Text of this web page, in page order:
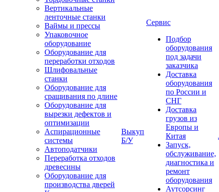
Вертикальные
ленточные станки
Ваймы и прессы
Упаковочное
оборудование
Оборудование для
переработки отходов
Шлифовальные
станки
Оборудование для
сращивания по длине
Оборудование для
вырезки дефектов и
оптимизации
Аспирационные
системы
Автоподатчики
Переработка отходов
древесины
Оборудование для
производства дверей
Выкуп
Б/У
Сервис
Подбор
оборудования
под задачи
заказчика
Доставка
оборудования
по России и
СНГ
Доставка
грузов из
Европы и
Китая
Запуск,
обслуживание,
диагностика и
ремонт
оборудования
Аутсорсинг